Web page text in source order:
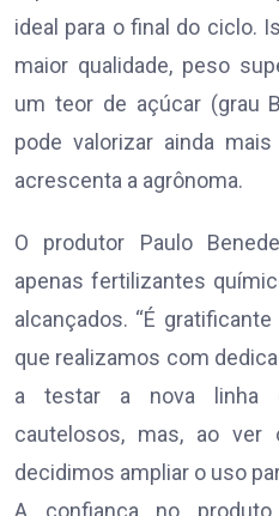
ideal para o final do ciclo.
maior qualidade, peso
um teor de açúcar (grau
pode valorizar ainda
acrescenta a agrônoma.
O produtor Paulo
apenas fertilizantes
alcançados. “É
que realizamos com
a testar a nova linha
cautelosos, mas, ao ver
decidimos ampliar o uso
A confiança no